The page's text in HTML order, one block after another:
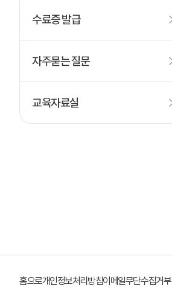
수료증 발급
자주묻는 질문
교육자료실
홈으로개인정보처리방침이메일무단수집거부